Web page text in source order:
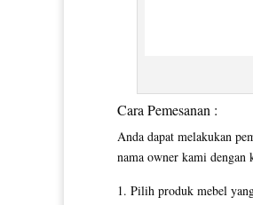
Cara Pemesanan :
Anda dapat melakukan
nama owner kami dengan
Pilih produk mebel